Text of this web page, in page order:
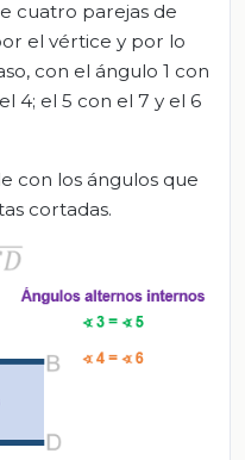
cuatro parejas de
el vértice y por lo
con el ángulo 1 con
4; el 5 con el 7 y el 6
con los ángulos que
cortadas.